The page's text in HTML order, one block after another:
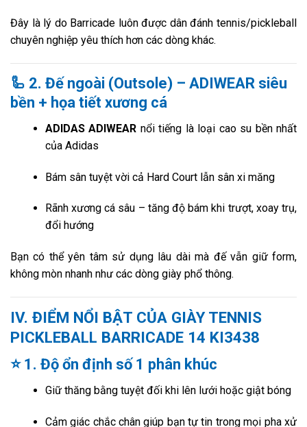
Đây là lý do Barricade luôn được dân đánh tennis/pickleball
chuyên nghiệp yêu thích hơn các dòng khác.
🦾 2. Đế ngoài (Outsole) – ADIWEAR siêu
bền + họa tiết xương cá
ADIDAS ADIWEAR nổi tiếng là loại cao su bền nhất
của Adidas
Bám sân tuyệt vời cả Hard Court lẫn sân xi măng
Rãnh xương cá sâu – tăng độ bám khi trượt, xoay trụ,
đổi hướng
Bạn có thể yên tâm sử dụng lâu dài mà đế vẫn giữ form,
không mòn nhanh như các dòng giày phổ thông.
IV. ĐIỂM NỔI BẬT CỦA GIÀY TENNIS
PICKLEBALL BARRICADE 14 KI3438
⭐ 1. Độ ổn định số 1 phân khúc
Giữ thăng bằng tuyệt đối khi lên lưới hoặc giật bóng
Cảm giác chắc chân giúp bạn tự tin trong mọi pha xử